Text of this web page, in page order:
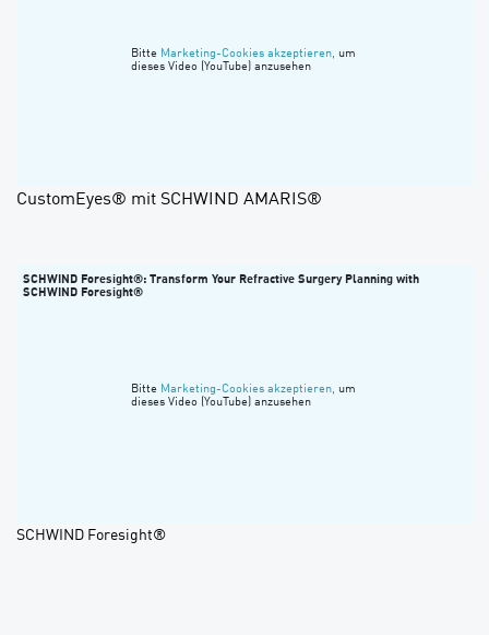
Bitte Marketing-Cookies akzeptieren, um
dieses Video (YouTube) anzusehen
CustomEyes® mit SCHWIND AMARIS®
SCHWIND Foresight®: Transform Your Refractive Surgery Planning with
SCHWIND Foresight®
Bitte Marketing-Cookies akzeptieren, um
dieses Video (YouTube) anzusehen
SCHWIND Foresight®